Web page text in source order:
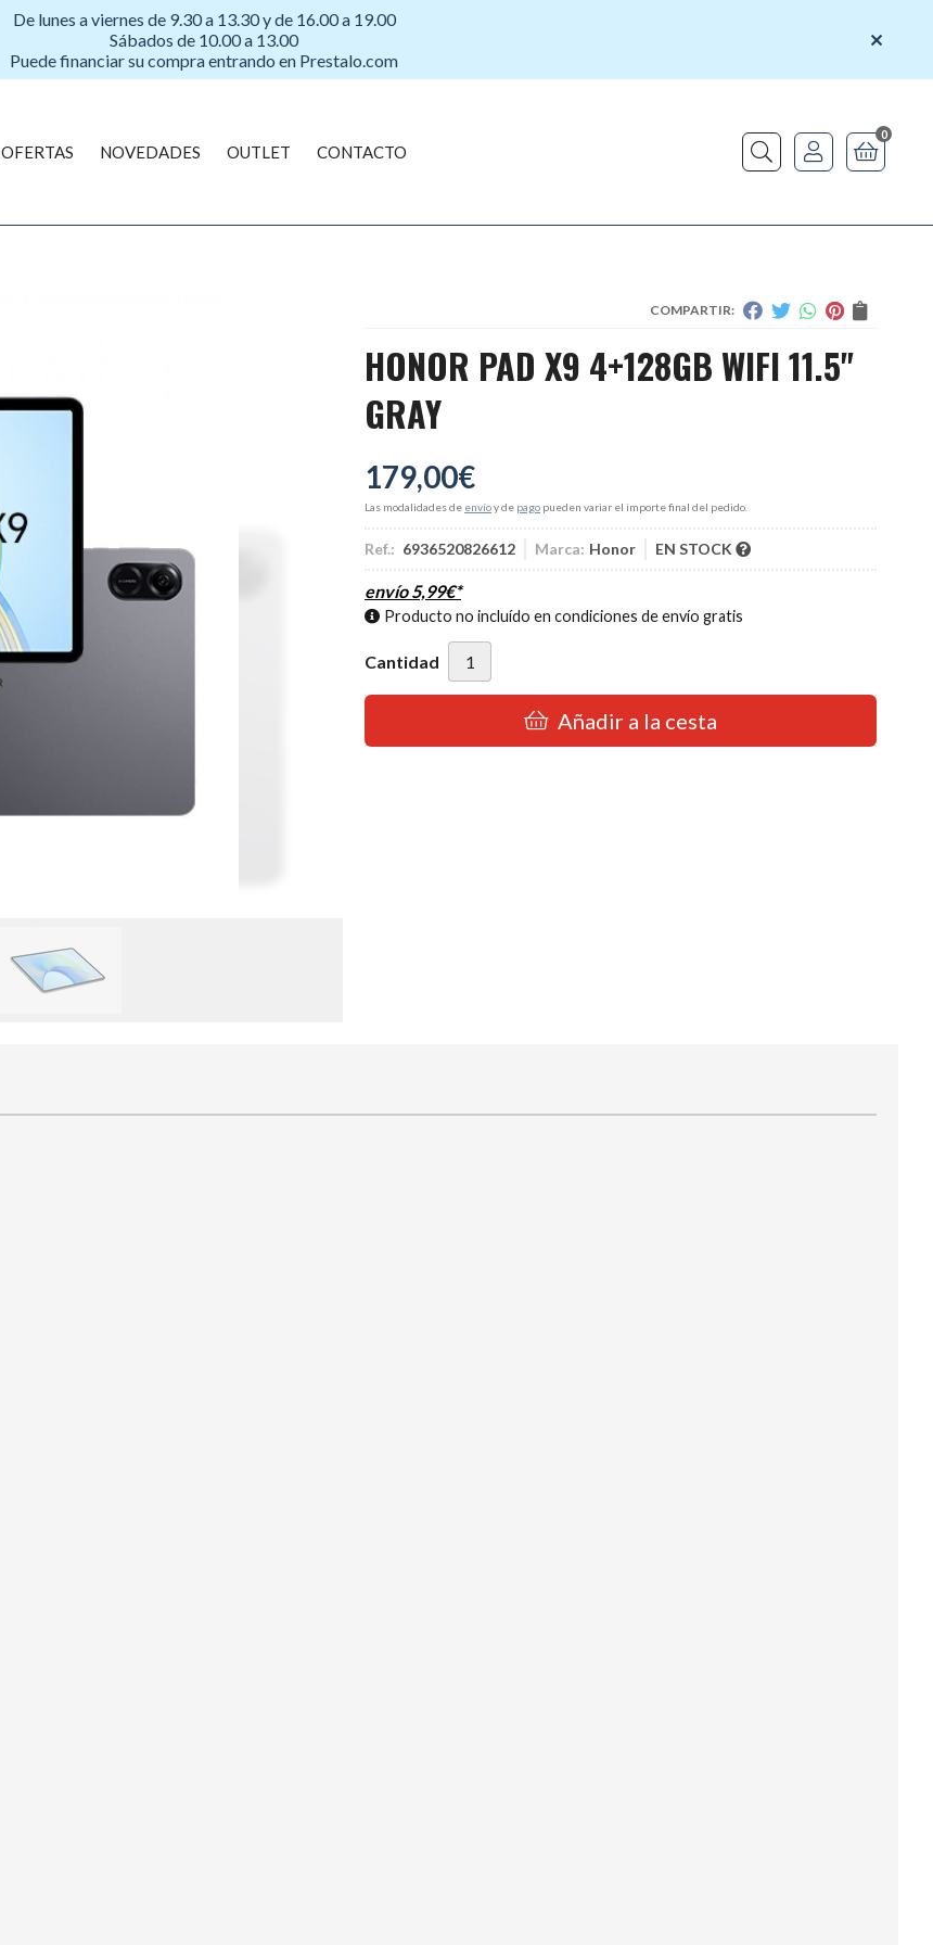
De lunes a viernes de 9.30 a 13.30 y de 16.00 a 19.00
Sábados de 10.00 a 13.00
Puede financiar su compra entrando en Prestalo.com
OFERTAS NOVEDADES OUTLET CONTACTO Buscar
0
COMPARTIR:
HONOR PAD X9 4+128GB WIFI 11.5"
GRAY
179,00€
Las modalidades de envíoy de pago pueden variar el importe final del pedido.
Ref.: 6936520826612 Marca: Honor EN STOCK
envío5,99€*
Producto no incluído en condiciones de envío gratis
Cantidad
Añadir a la cesta